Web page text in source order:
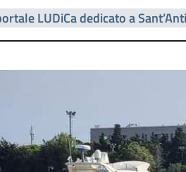
LUDiCa dedicato a